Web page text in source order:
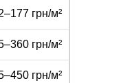
грн/м²
грн/м²
грн/м²